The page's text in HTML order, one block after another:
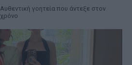
Αυθεντική γοητεία που άντεξε στον
χρόνο